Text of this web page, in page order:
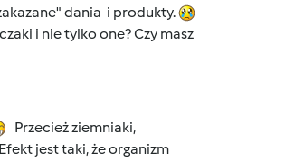
dania i produkty.
i nie tylko one? Czy masz
Przecież ziemniaki,
jest taki, że organizm